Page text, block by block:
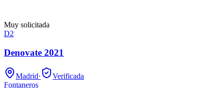
Muy solicitada
D2
Denovate 2021
Madrid·
Verificada
Fontaneros